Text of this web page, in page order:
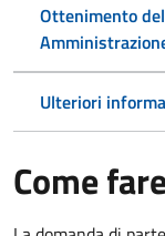
Ottenimento
Ulteriori
Come